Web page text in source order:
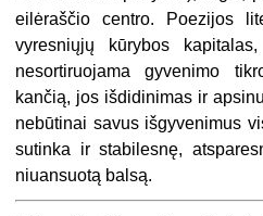
eilėraščio centro. Poezijos
vyresniųjų kūrybos
nesortiruojama gyvenimo
kančią, jos išdidinimas ir
nebūtinai savus išgyvenimus
sutinka ir stabilesnę,
niuansuotą balsą.